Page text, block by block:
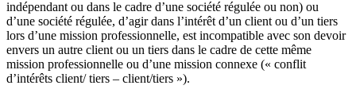
indépendant ou dans le cadre d’une société régulée ou non) ou
d’une société régulée, d’agir dans l’intérêt d’un client ou d’un tiers
lors d’une mission professionnelle, est incompatible avec son devoir
envers un autre client ou un tiers dans le cadre de cette même
mission professionnelle ou d’une mission connexe (« conflit
d’intérêts client/ tiers – client/tiers »).